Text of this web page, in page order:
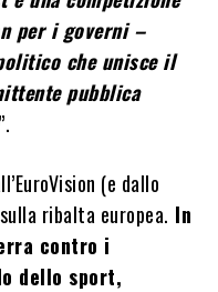
per i governi –
che unisce il
pubblica
(e dallo
ribalta europea. In
contro i
dello sport,